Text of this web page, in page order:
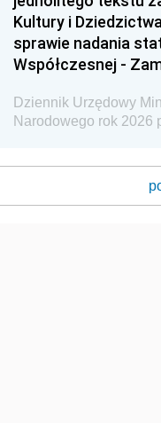
Kultury i
sprawie nadania
Współczesnej -
Dziennik Urzędowy
Narodowego rok 2026